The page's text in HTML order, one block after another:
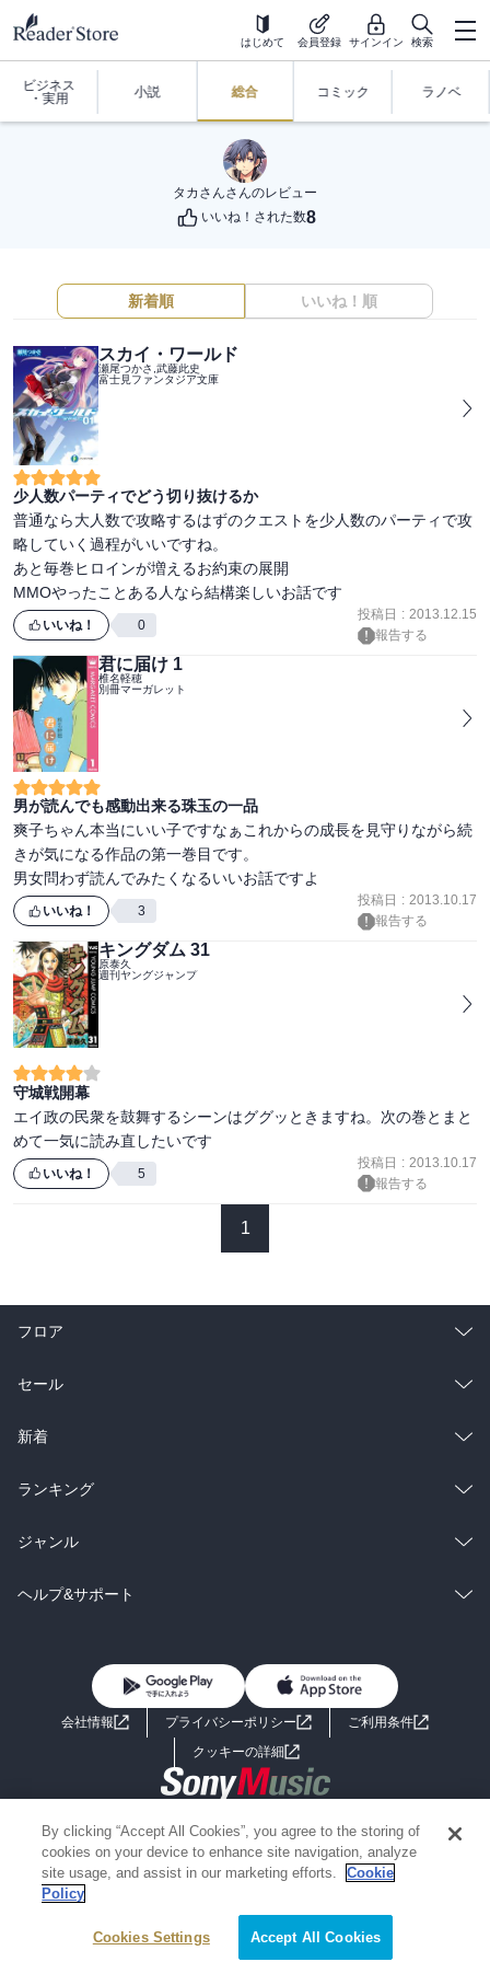
はじめて 会員登録 サインイン 検索
ビジネス
・実用
小説 総合 コミック ラノベ
タカさんさんのレビュー
いいね！された数8
新着順 いいね！順
スカイ・ワールド
瀬尾つかさ,武藤此史
富士見ファンタジア文庫
少人数パーティでどう切り抜けるか
普通なら大人数で攻略するはずのクエストを少人数のパーティで攻
略していく過程がいいですね。
あと毎巻ヒロインが増えるお約束の展開
MMOやったことある人なら結構楽しいお話です
いいね！ 0
投稿日 : 2013.12.15
報告する
君に届け 1
椎名軽穂
別冊マーガレット
男が読んでも感動出来る珠玉の一品
爽子ちゃん本当にいい子ですなぁこれからの成長を見守りながら続
きが気になる作品の第一巻目です。
男女問わず読んでみたくなるいいお話ですよ
いいね！ 3
投稿日 : 2013.10.17
報告する
キングダム 31
原泰久
週刊ヤングジャンプ
守城戦開幕
エイ政の民衆を鼓舞するシーンはググッときますね。次の巻とまと
いいね！ 5
投稿日 : 2013.10.17
報告する
1
フロア
総合
ラノベ
雑誌・グラビア
BL・TL
セール
総合
ラノベ
雑誌・グラビア
BL・TL
新着
総合
ラノベ
雑誌・グラビア
ランキング
総合
ラノベ
ジャンル
コミック
ライトノベル 男子向けラノベ
小説
海外小説
ミステリー SF
歴史・時代小説
グラビア写真集
ヘルプ&サポート
よくあるご質問 お問い合わせ
会社情報 プライバシーポリシー
ご利用条件
クッキーの詳細
Copyright 2017 - 2026 Sony Music Entertainment(Japan) Inc.
Information on the site is for the Japan domestic market only
powered by
By clicking “Accept All Cookies”, you agree to the storing of
cookies on your device to enhance site navigation, analyze
site usage, and assist in our marketing efforts.
Cookie
Policy
Cookies Settings Accept All Cookies